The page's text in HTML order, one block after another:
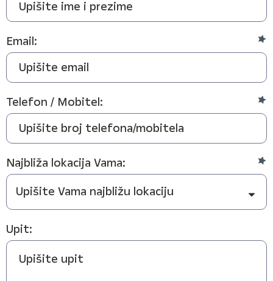
Email:
Telefon / Mobitel:
Najbliža lokacija Vama:
Upit: